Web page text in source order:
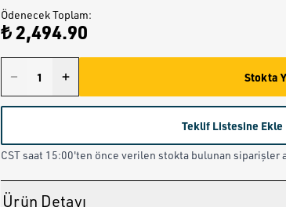
Ödenecek Toplam:
₺ 2,494.90
Stokta
Teklif Listesine Ekle
CST saat 15:00'ten önce verilen stokta bulunan siparişler
Ürün Detayı